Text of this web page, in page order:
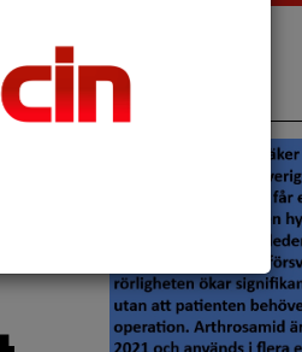
Annonser